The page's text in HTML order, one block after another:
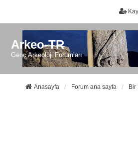
Arkeo-TR
Genç Arkeoloji Forumları
Anasayfa Forum ana sayfa